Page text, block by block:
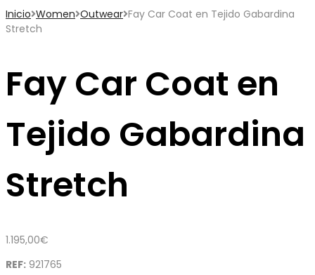
Inicio Women Outwear Fay Car Coat en Tejido Gabardina
Stretch
Fay Car Coat en
Tejido Gabardina
Stretch
1.195,00€
REF: 921765